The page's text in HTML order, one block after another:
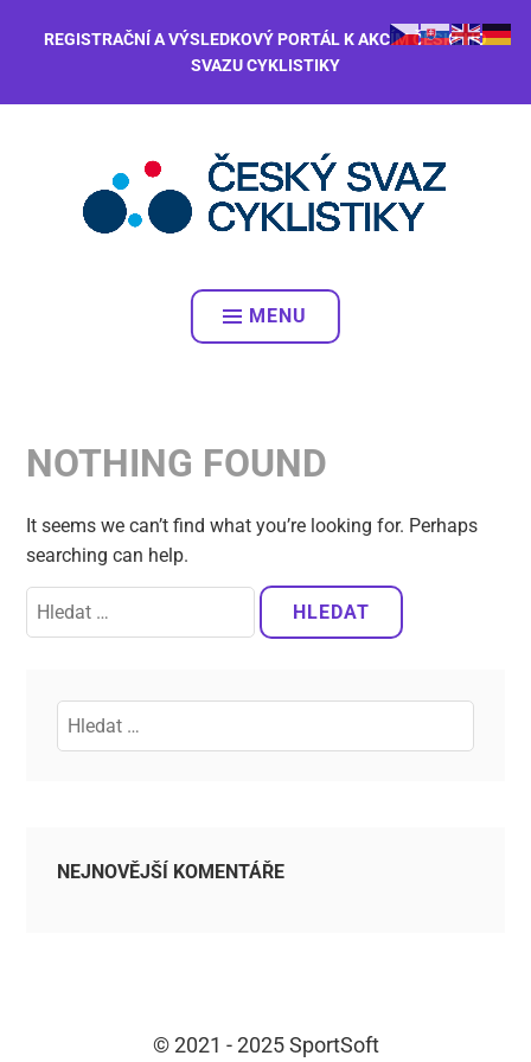
REGISTRAČNÍ A VÝSLEDKOVÝ PORTÁL K AKCÍM ČESKÉHO
SVAZU CYKLISTIKY
MENU
NOTHING FOUND
It seems we can’t find what you’re looking for. Perhaps
searching can help.
NEJNOVĚJŠÍ KOMENTÁŘE